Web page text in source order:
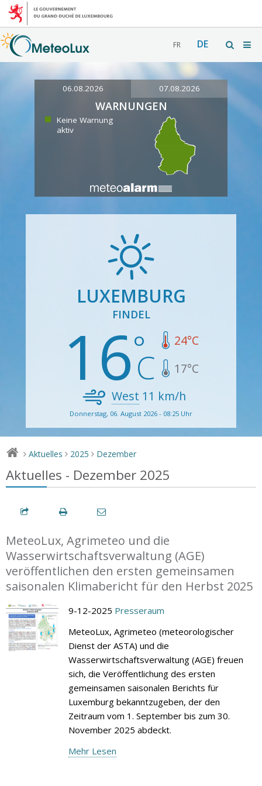
FR DE
06.08.2026 07.08.2026
WARNUNGEN
Keine Warnung
aktiv
LUXEMBURG
FINDEL
16 24°C
17°C
West 11 km/h
Donnerstag, 06. August 2026 - 08:25 Uhr
> Aktuelles > 2025 > Dezember
Aktuelles - Dezember 2025
MeteoLux, Agrimeteo und die
Wasserwirtschaftsverwaltung (AGE)
veröffentlichen den ersten gemeinsamen
saisonalen Klimabericht für den Herbst 2025
9-12-2025 Presseraum
MeteoLux, Agrimeteo (meteorologischer
Dienst der ASTA) und die
Wasserwirtschaftsverwaltung (AGE) freuen
sich, die Veröffentlichung des ersten
gemeinsamen saisonalen Berichts für
Luxemburg bekanntzugeben, der den
Zeitraum vom 1. September bis zum 30.
November 2025 abdeckt.
Mehr Lesen